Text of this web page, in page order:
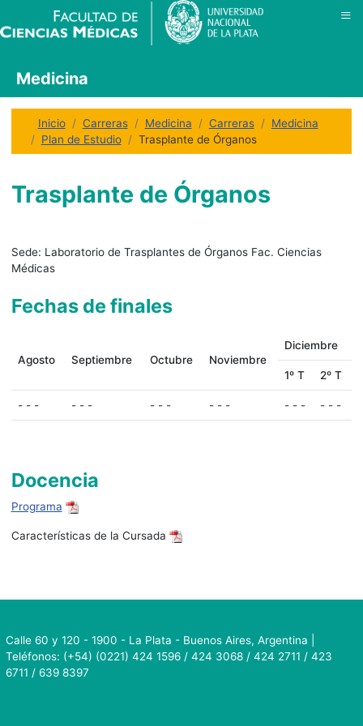
Inicio Carreras Medicina Carreras
Medicina
Plan de Estudio
Trasplante de Órganos
Trasplante de Órganos
Sede: Laboratorio de Trasplantes de Órganos Fac. Ciencias
Médicas
Fechas de finales
Agosto Septiembre Octubre Noviembre
Diciembre
1º T 2º T
- - - - - - - - - - - - - - - - - -
Docencia
Programa
Características de la Cursada
Calle 60 y 120 - 1900 - La Plata - Buenos Aires, Argentina |
Teléfonos: (+54) (0221) 424 1596 / 424 3068 / 424 2711 / 423
6711 / 639 8397
Medicina
≡